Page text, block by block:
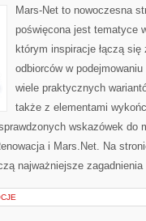
Mars-Net to nowoczesna
poświęcona jest tematyce
którym inspiracje łączą
odbiorców w
wiele praktycznych
także z elementami
wskazówek do
i Mars.Net. Na
najważniejsze